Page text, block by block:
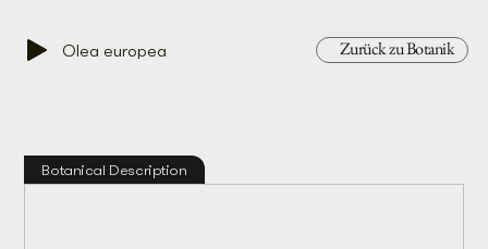
Olea europea Zurück zu Botanik
Botanical Description